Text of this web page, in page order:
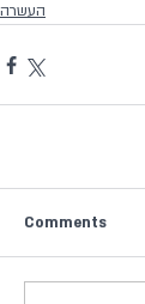
העשרה
Comments